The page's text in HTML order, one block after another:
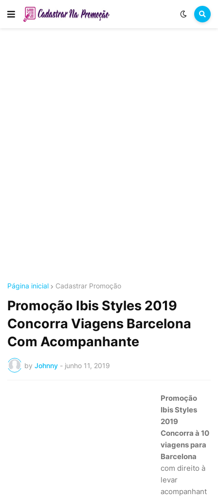
Página inicial Cadastrar Promoção
Promoção Ibis Styles 2019
Concorra Viagens Barcelona
Com Acompanhante
by Johnny - junho 11, 2019
Promoção
Ibis Styles
2019
Concorra à 10
viagens para
Barcelona
com direito à
levar
acompanhant